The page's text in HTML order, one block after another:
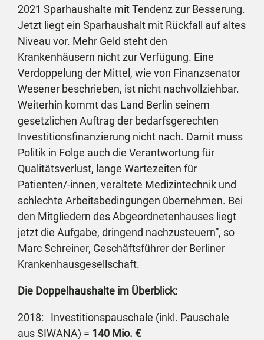
2021 Sparhaushalte mit Tendenz zur Besserung.
Jetzt liegt ein Sparhaushalt mit Rückfall auf altes
Niveau vor. Mehr Geld steht den
Krankenhäusern nicht zur Verfügung. Eine
Verdoppelung der Mittel, wie von Finanzsenator
Wesener beschrieben, ist nicht nachvollziehbar.
Weiterhin kommt das Land Berlin seinem
gesetzlichen Auftrag der bedarfsgerechten
Investitionsfinanzierung nicht nach. Damit muss
Politik in Folge auch die Verantwortung für
Qualitätsverlust, lange Wartezeiten für
Patienten/-innen, veraltete Medizintechnik und
schlechte Arbeitsbedingungen übernehmen. Bei
den Mitgliedern des Abgeordnetenhauses liegt
jetzt die Aufgabe, dringend nachzusteuern“, so
Marc Schreiner, Geschäftsführer der Berliner
Krankenhausgesellschaft.
Die Doppelhaushalte im Überblick:
2018: Investitionspauschale (inkl. Pauschale
aus SIWANA) = 140 Mio. €